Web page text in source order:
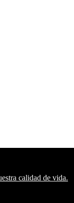
calidad de vida.